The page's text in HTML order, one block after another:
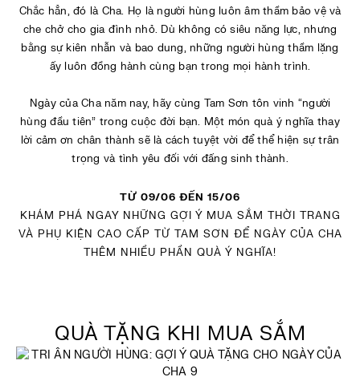
Chắc hẳn, đó là Cha. Họ là người hùng luôn âm thầm bảo vệ và
che chở cho gia đình nhỏ. Dù không có siêu năng lực, nhưng
bằng sự kiên nhẫn và bao dung, những người hùng thầm lặng
ấy luôn đồng hành cùng bạn trong mọi hành trình.
Ngày của Cha năm nay, hãy cùng Tam Sơn tôn vinh “người
hùng đầu tiên” trong cuộc đời bạn. Một món quà ý nghĩa thay
lời cảm ơn chân thành sẽ là cách tuyệt vời để thể hiện sự trân
trọng và tình yêu đối với đấng sinh thành.
TỪ 09/06 ĐẾN 15/06
KHÁM PHÁ NGAY NHỮNG GỢI Ý MUA SẮM THỜI TRANG
VÀ PHỤ KIỆN CAO CẤP TỪ TAM SƠN ĐỂ NGÀY CỦA CHA
THÊM NHIỀU PHẦN QUÀ Ý NGHĨA!
QUÀ TẶNG KHI MUA SẮM